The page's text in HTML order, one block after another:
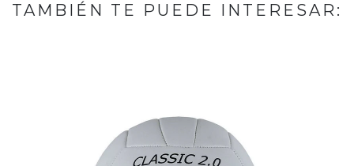
TAMBIÉN TE PUEDE INTERESAR: